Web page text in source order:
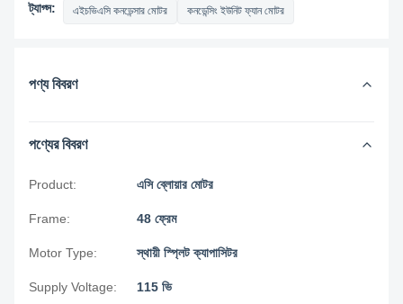
ট্যাগ্স: এইচভিএসি কনডেন্সার মোটর কনডেন্সিং ইউনিট ফ্যান মোটর
পণ্য বিবরণ
পণ্যের বিবরণ
Product: এসি ব্লোয়ার মোটর
Frame: 48 ফ্রেম
Motor Type: স্থায়ী স্প্লিট ক্যাপাসিটর
Supply Voltage: 115 ভি